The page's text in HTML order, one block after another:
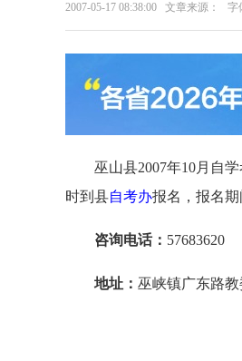
2007-05-17 08:38:00 文章来源： 字
巫山县2007年10月自学
时到县自考办报名，报名期
咨询电话： 57683620
地址： 巫峡镇广东路教